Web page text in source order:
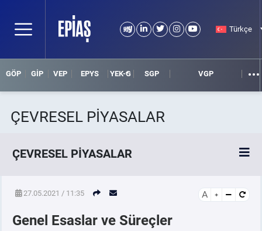
Türkçe
GÖP GİP VEP EPYS YEK-G SGP VGP
ÇEVRESEL PİYASALAR
ÇEVRESEL PİYASALAR
YEK-G Piyasası
YEK-G Sistemi ve Organize YEK-G Piyasası Tanıtımı
27.05.2021 / 11:35 A
Genel Esaslar ve Süreçler